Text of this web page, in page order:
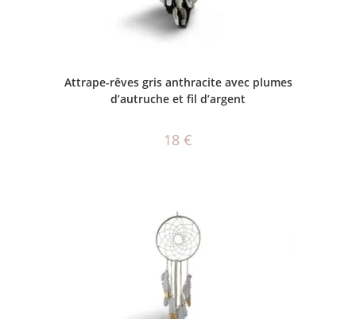
Attrape-rêves gris anthracite avec plumes
d’autruche et fil d’argent
18 €